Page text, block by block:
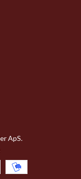
ApS.